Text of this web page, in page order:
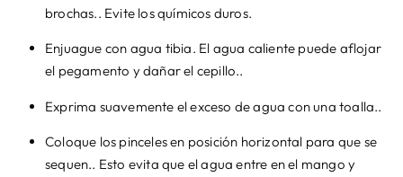
brochas.. Evite los químicos duros.
Enjuague con agua tibia. El agua caliente puede aflojar
el pegamento y dañar el cepillo..
Exprima suavemente el exceso de agua con una toalla..
Coloque los pinceles en posición horizontal para que se
sequen.. Esto evita que el agua entre en el mango y